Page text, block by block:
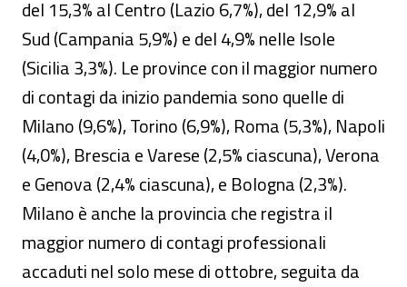
del 15,3% al Centro (Lazio 6,7%), del 12,9% al
Sud (Campania 5,9%) e del 4,9% nelle Isole
(Sicilia 3,3%). Le province con il maggior numero
di contagi da inizio pandemia sono quelle di
Milano (9,6%), Torino (6,9%), Roma (5,3%), Napoli
(4,0%), Brescia e Varese (2,5% ciascuna), Verona
e Genova (2,4% ciascuna), e Bologna (2,3%).
Milano è anche la provincia che registra il
maggior numero di contagi professionali
accaduti nel solo mese di ottobre, seguita da